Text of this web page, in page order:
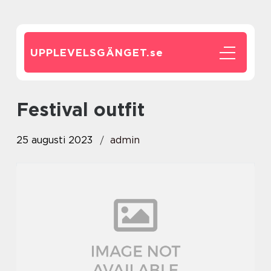
UPPLEVELSGÄNGET.se
festival outfit
25 augusti 2023 admin